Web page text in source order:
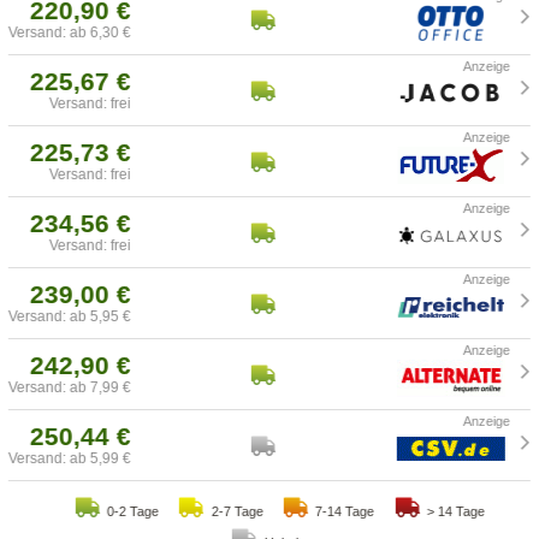
220,90 €
Versand: ab 6,30 €
225,67 €
Versand: frei
225,73 €
Versand: frei
234,56 €
Versand: frei
239,00 €
Versand: ab 5,95 €
242,90 €
Versand: ab 7,99 €
250,44 €
Versand: ab 5,99 €
0-2 Tage 2-7 Tage 7-14 Tage > 14 Tage